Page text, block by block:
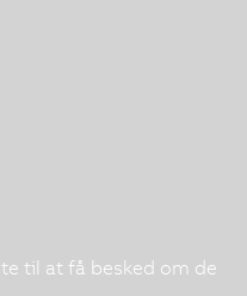
til at få besked om de